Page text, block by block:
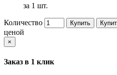
за 1 шт.
Количество Купить
ценой
×
Заказ в 1 клик